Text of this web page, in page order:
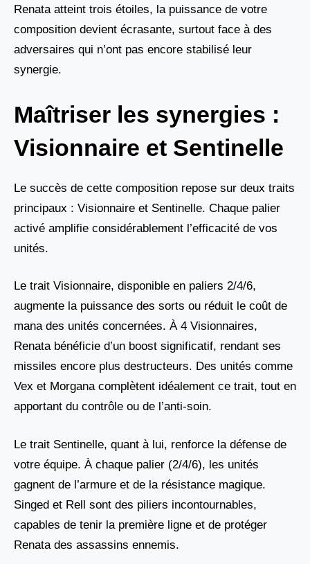
Renata atteint trois étoiles, la puissance de votre
composition devient écrasante, surtout face à des
adversaires qui n’ont pas encore stabilisé leur
synergie.
Maîtriser les synergies :
Visionnaire et Sentinelle
Le succès de cette composition repose sur deux traits
principaux : Visionnaire et Sentinelle. Chaque palier
activé amplifie considérablement l’efficacité de vos
unités.
Le trait Visionnaire, disponible en paliers 2/4/6,
augmente la puissance des sorts ou réduit le coût de
mana des unités concernées. À 4 Visionnaires,
Renata bénéficie d’un boost significatif, rendant ses
missiles encore plus destructeurs. Des unités comme
Vex et Morgana complètent idéalement ce trait, tout en
apportant du contrôle ou de l’anti-soin.
Le trait Sentinelle, quant à lui, renforce la défense de
votre équipe. À chaque palier (2/4/6), les unités
gagnent de l’armure et de la résistance magique.
Singed et Rell sont des piliers incontournables,
capables de tenir la première ligne et de protéger
Renata des assassins ennemis.